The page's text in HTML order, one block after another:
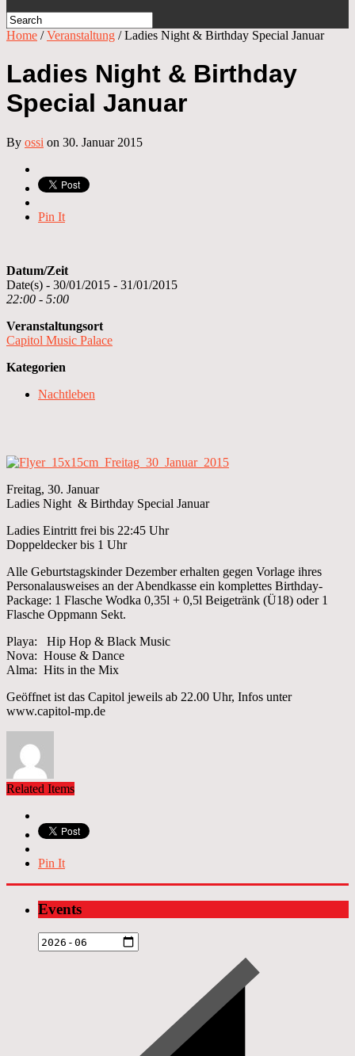
Home /Veranstaltung /Ladies Night & Birthday Special Januar
Ladies Night & Birthday
Special Januar
By ossi on 30. Januar 2015
Pin It
Datum/Zeit
Date(s) - 30/01/2015 - 31/01/2015
22:00 - 5:00
Veranstaltungsort
Capitol Music Palace
Kategorien
Nachtleben
Freitag, 30. Januar
Ladies Night & Birthday Special Januar
Ladies Eintritt frei bis 22:45 Uhr
Doppeldecker bis 1 Uhr
Alle Geburtstagskinder Dezember erhalten gegen Vorlage ihres
Personalausweises an der Abendkasse ein komplettes Birthday-
Package: 1 Flasche Wodka 0,35l + 0,5l Beigetränk (Ü18) oder 1
Flasche Oppmann Sekt.
Playa: Hip Hop & Black Music
Nova: House & Dance
Alma: Hits in the Mix
Geöffnet ist das Capitol jeweils ab 22.00 Uhr, Infos unter
www.capitol-mp.de
Related Items
Pin It
Events